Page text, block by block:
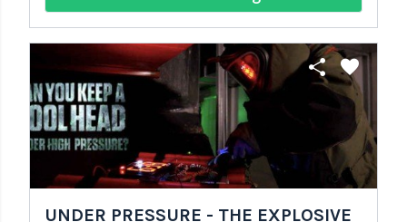
share favorite
UNDER PRESSURE - THE EXPLOSIVE